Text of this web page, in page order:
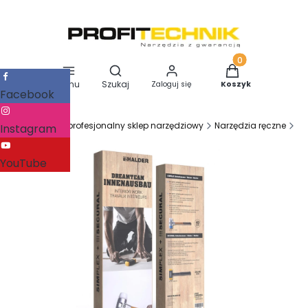
Menu
Otwórz wyszukiwarkę
Szukaj Zaloguj się
Produkty w
Koszyk
Profitechnik - profesjonalny sklep narzędziowy Narzędzia ręczne
Facebook
Instagram
YouTube